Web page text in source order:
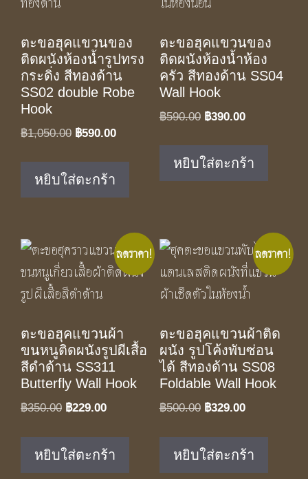
ตะขอฮุคแขวนของ
ติดผนังห้องน้ำรูปทรง
กระดิ่ง สีทองด้าน
SS02 double Robe
Hook
฿1,050.00 Original
฿1,050.00.
฿590.00Current
หยิบใส่ตะกร้า
ตะขอฮุคแขวนของ
ติดผนังห้องน้ำห้อง
ครัว สีทองด้าน SS04
Wall Hook
฿590.00 Original
was:
฿590.00.
฿390.00Current
฿390.00.
หยิบใส่ตะกร้า
ลดราคา!
ตะขอฮุคแขวนผ้า
ขนหนูติดผนังรูปผีเสื้อ
สีดำด้าน SS311
Butterfly Wall Hook
฿350.00 Original
฿350.00.
฿229.00Current
฿229.00.
หยิบใส่ตะกร้า
ลดราคา!
ตะขอฮุคแขวนผ้าติด
ผนัง รูปโค้งพับซ่อน
ได้ สีทองด้าน SS08
Foldable Wall Hook
฿500.00 Original
฿500.00.
฿329.00Current
฿329.00.
หยิบใส่ตะกร้า